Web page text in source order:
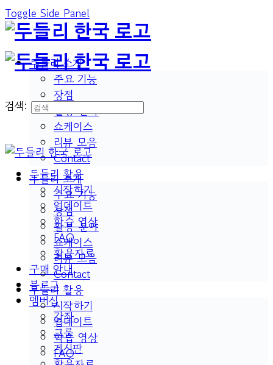
Toggle Side Panel
두들리 소개
주요 기능
장점
활용 분야
쇼케이스
리뷰 모음
Contact
두들리 활용
시작하기
업데이트
학습 영상
FAQ
활용자료
구매 안내
블로그
멤버십
강좌
그룹
게시판
검색:
두들리 소개
주요 기능
장점
활용 분야
쇼케이스
리뷰 모음
Contact
두들리 활용
시작하기
업데이트
학습 영상
FAQ